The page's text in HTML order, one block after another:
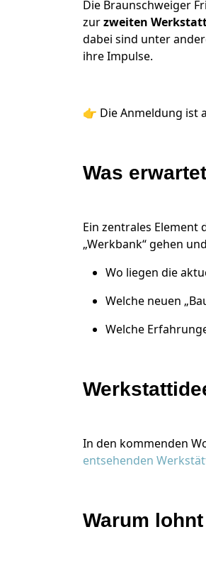
Die Braunschweiger
zurzweiten
dabei sind unter
ihre Impulse.
👉 Die Anmeldung ist
Was
Ein zentrales Element
„Werkbank“ gehen
Wo liegen die
Welche neuen
Welche
In den kommenden
entsehenden
Warum